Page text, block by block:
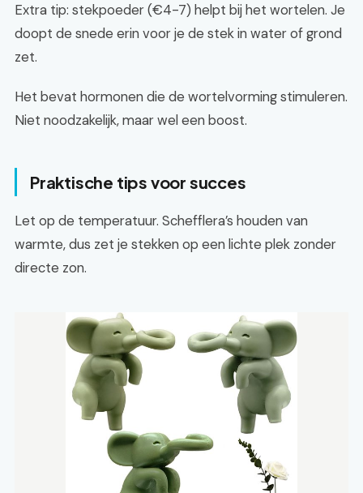
Extra tip: stekpoeder (€4-7) helpt bij het wortelen. Je
doopt de snede erin voor je de stek in water of grond
zet.
Het bevat hormonen die de wortelvorming stimuleren.
Niet noodzakelijk, maar wel een boost.
Praktische tips voor succes
Let op de temperatuur. Schefflera’s houden van
warmte, dus zet je stekken op een lichte plek zonder
directe zon.